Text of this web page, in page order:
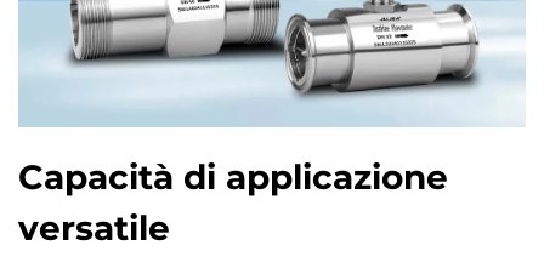
Capacità di applicazione
versatile